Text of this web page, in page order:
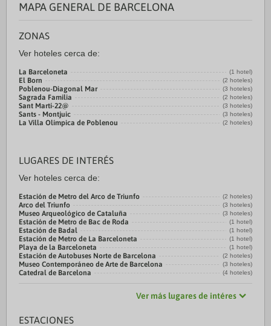
MAPA GENERAL DE BARCELONA
ZONAS
Ver hoteles cerca de:
La Barceloneta (1 hotel)
El Born (2 hoteles)
Poblenou-Diagonal Mar (3 hoteles)
Sagrada Familia (2 hoteles)
Sant Martí-22@ (3 hoteles)
Sants - Montjuic (3 hoteles)
La Villa Olímpica de Poblenou (2 hoteles)
LUGARES DE INTERÉS
Ver hoteles cerca de:
Estación de Metro del Arco de Triunfo (2 hoteles)
Arco del Triunfo (3 hoteles)
Museo Arqueológico de Cataluña (3 hoteles)
Estación de Metro de Bac de Roda (1 hotel)
Estación de Badal (1 hotel)
Estación de Metro de La Barceloneta (1 hotel)
Playa de la Barceloneta (1 hotel)
Estación de Autobuses Norte de Barcelona (2 hoteles)
Museo Contemporáneo de Arte de Barcelona (3 hoteles)
Catedral de Barcelona (4 hoteles)
Ver más lugares de intéres
ESTACIONES